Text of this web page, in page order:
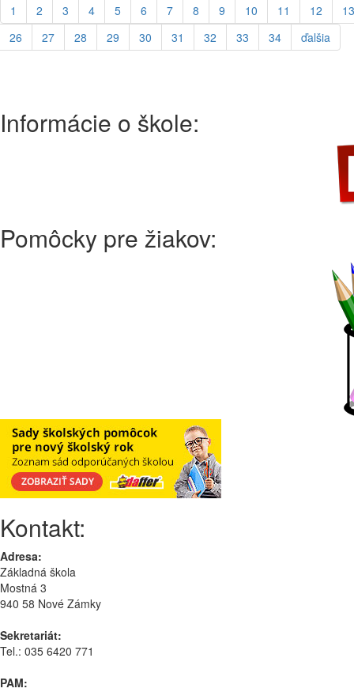
1 2 3 4 5 6 7 8 9 10 11 12
13
26
27 28 29 30 31 32 33 34 ďalšia
Informácie o škole:
Pomôcky pre žiakov:
Kontakt:
Adresa:
Základná škola
Mostná 3
940 58 Nové Zámky
Sekretariát:
Tel.: 035 6420 771
PAM: